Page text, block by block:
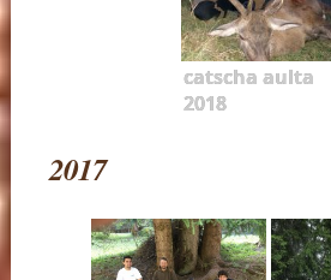
catscha aulta
2018
2017